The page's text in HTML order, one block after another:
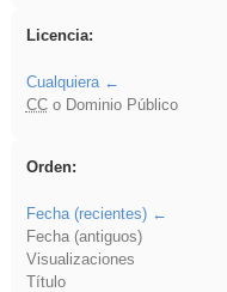
Licencia:
Cualquiera
CCo Dominio Público
Orden:
Fecha (recientes)
Fecha (antiguos)
Visualizaciones
Título